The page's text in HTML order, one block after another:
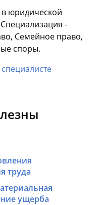
юридической
-
Семейное право,
споры.
труда
ущерба